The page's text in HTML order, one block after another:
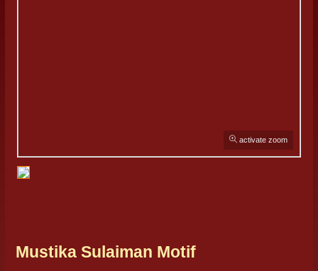
activate zoom
Mustika Sulaiman Motif